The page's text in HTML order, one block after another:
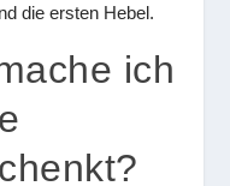
die ersten Hebel.
ich